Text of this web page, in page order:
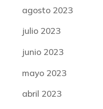
agosto 2023
julio 2023
junio 2023
mayo 2023
abril 2023